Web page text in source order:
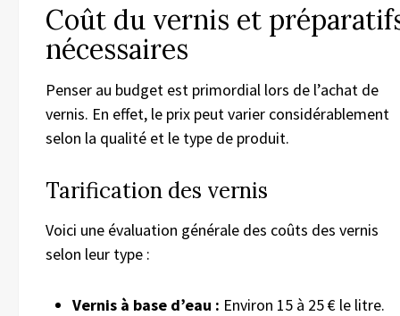
Coût du vernis et
nécessaires
Penser au budget est primordial lors de l’achat de
vernis. En effet, le prix peut varier considérablement
selon la qualité et le type de produit.
Tarification des vernis
Voici une évaluation générale des coûts des vernis
selon leur type :
Vernis à base d’eau : Environ 15 à 25 € le litre.